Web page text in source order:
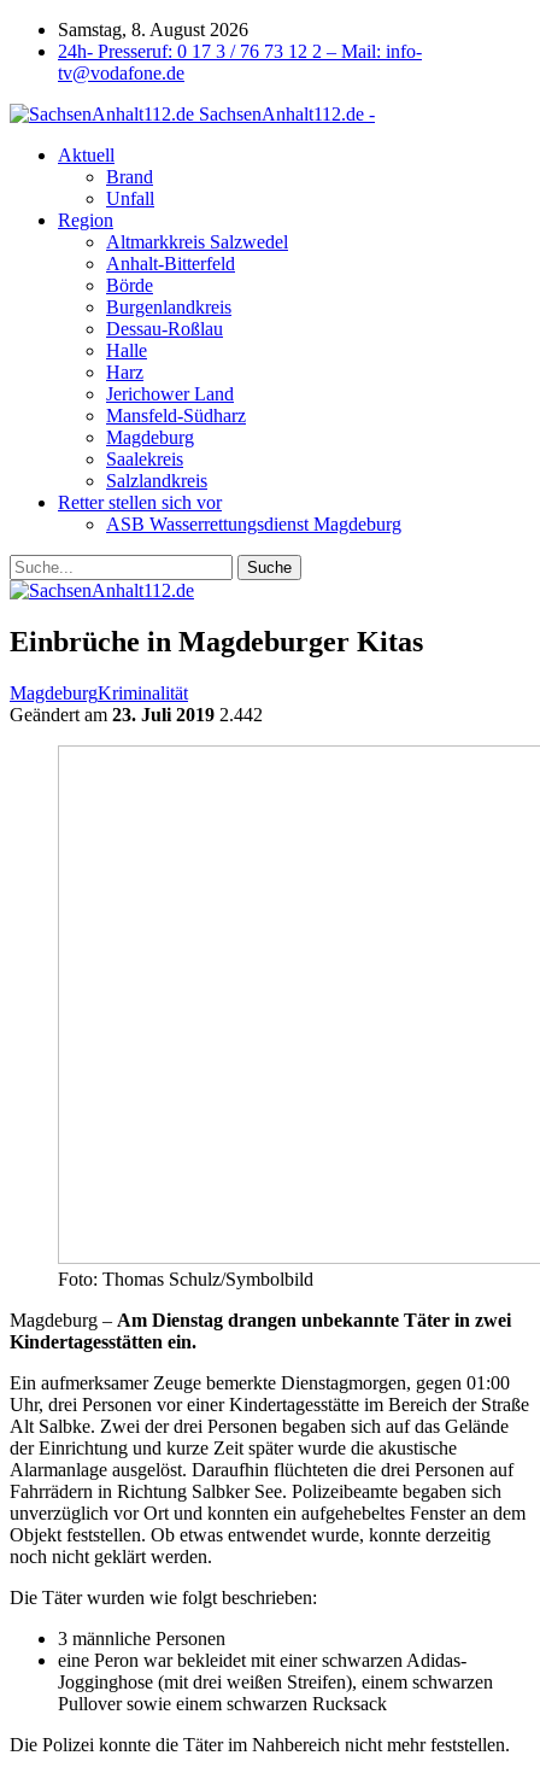
Samstag, 8. August 2026
24h- Presseruf: 0 17 3 / 76 73 12 2 – Mail: info-
tv@vodafone.de
SachsenAnhalt112.de -
Aktuell
Brand
Unfall
Region
Altmarkkreis Salzwedel
Anhalt-Bitterfeld
Börde
Burgenlandkreis
Dessau-Roßlau
Halle
Harz
Jerichower Land
Mansfeld-Südharz
Magdeburg
Saalekreis
Salzlandkreis
Retter stellen sich vor
ASB Wasserrettungsdienst Magdeburg
Einbrüche in Magdeburger Kitas
MagdeburgKriminalität
Geändert am 23. Juli 2019 2.442
Foto: Thomas Schulz/Symbolbild
Magdeburg – Am Dienstag drangen unbekannte Täter in zwei
Kindertagesstätten ein.
Ein aufmerksamer Zeuge bemerkte Dienstagmorgen, gegen 01:00
Uhr, drei Personen vor einer Kindertagesstätte im Bereich der Straße
Alt Salbke. Zwei der drei Personen begaben sich auf das Gelände
der Einrichtung und kurze Zeit später wurde die akustische
Alarmanlage ausgelöst. Daraufhin flüchteten die drei Personen auf
Fahrrädern in Richtung Salbker See. Polizeibeamte begaben sich
unverzüglich vor Ort und konnten ein aufgehebeltes Fenster an dem
Objekt feststellen. Ob etwas entwendet wurde, konnte derzeitig
noch nicht geklärt werden.
Die Täter wurden wie folgt beschrieben:
3 männliche Personen
eine Peron war bekleidet mit einer schwarzen Adidas-
Jogginghose (mit drei weißen Streifen), einem schwarzen
Pullover sowie einem schwarzen Rucksack
Die Polizei konnte die Täter im Nahbereich nicht mehr feststellen.